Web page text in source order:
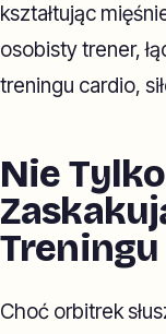
kształtując
osobisty trener,
treningu cardio,
Nie
Choć orbitrek